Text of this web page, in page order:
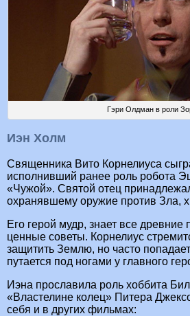
Гэри Олдман в роли
Иэн Холм
Священника Вито Корнелиуса
исполнивший ранее роль робота
«Чужой». Святой отец
охранявшему оружие против Зла,
Его герой мудр, знает все древние
ценные советы. Корнелиус
защитить Землю, но часто
путается под ногами у главного
Иэна прославила роль хоббита
«Властелине колец» Питера
себя и в других фильмах: